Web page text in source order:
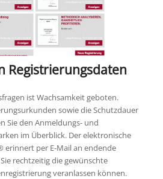
Registrierungsdaten
ist Wachsamkeit geboten.
sowie die Schutzdauer
Sie den Anmeldungs- und
im Überblick. Der elektronische
erinnert per E-Mail an endende
rechtzeitig die gewünschte
veranlassen können.